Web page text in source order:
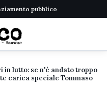
pubblico
in lutto: se n'è andato troppo
carica speciale Tommaso